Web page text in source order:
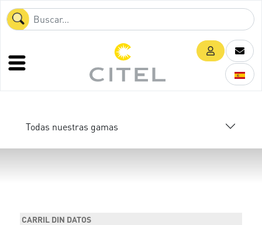
Todas nuestras gamas
CARRIL DIN DATOS